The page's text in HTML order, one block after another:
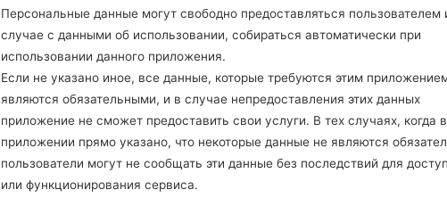
Персональные данные могут свободно предоставляться пользователем
случае с данными об использовании, собираться автоматически при
использовании данного приложения.
Если не указано иное, все данные, которые требуются этим
являются обязательными, и в случае непредоставления этих данных
приложение не сможет предоставить свои услуги. В тех случаях, когда
приложении прямо указано, что некоторые данные не являются
пользователи могут не сообщать эти данные без последствий для
или функционирования сервиса.